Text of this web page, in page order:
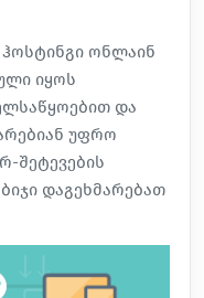
ონლაინ
იყოს
და
უფრო
შეტევების
დაგეხმარებათ